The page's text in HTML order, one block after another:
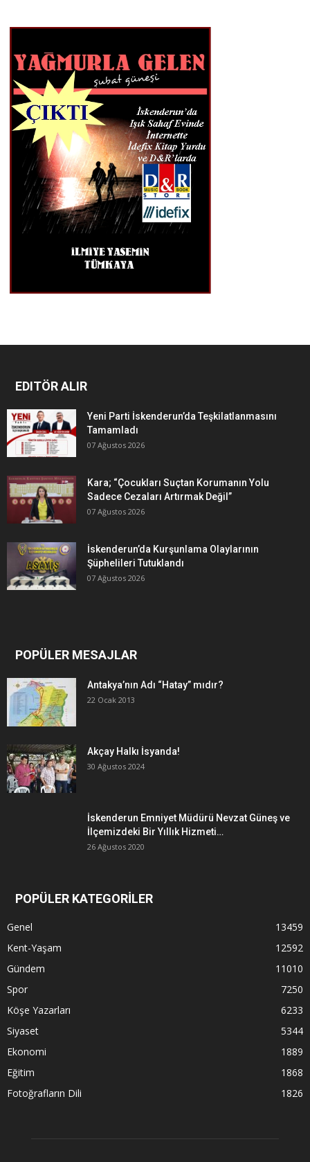
EDITÖR ALIR
Yeni Parti İskenderun’da Teşkilatlanmasını
Tamamladı
07 Ağustos 2026
Kara; “Çocukları Suçtan Korumanın Yolu
Sadece Cezaları Artırmak Değil”
07 Ağustos 2026
İskenderun’da Kurşunlama Olaylarının
Şüphelileri Tutuklandı
07 Ağustos 2026
POPÜLER MESAJLAR
Antakya’nın Adı “Hatay” mıdır?
22 Ocak 2013
Akçay Halkı İsyanda!
30 Ağustos 2024
İskenderun Emniyet Müdürü Nevzat Güneş ve
İlçemizdeki Bir Yıllık Hizmeti…
26 Ağustos 2020
POPÜLER KATEGORİLER
Genel
13459
Kent-Yaşam
12592
Gündem
11010
Spor
7250
Köşe Yazarları
6233
Siyaset
5344
Ekonomi
1889
Eğitim
1868
Fotoğrafların Dili
1826